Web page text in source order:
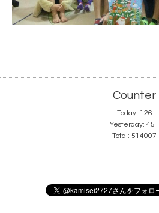
Counter
Today: 126
Yesterday: 451
Total: 514007